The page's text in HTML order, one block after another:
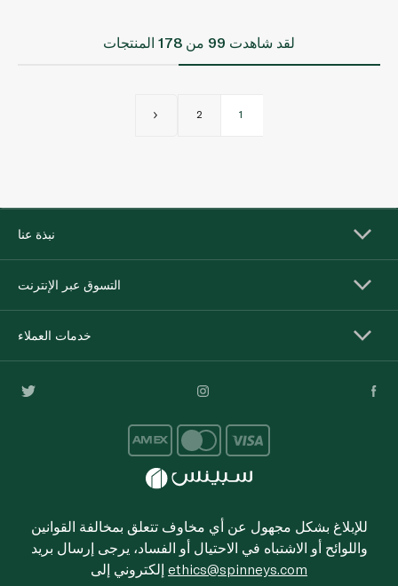
لقد شاهدت 99 من 178 المنتجات
1
2
نبذة عنا
التسوق عبر الإنترنت
خدمات العملاء
للإبلاغ بشكل مجهول عن أي مخاوف تتعلق بمخالفة القوانين
واللوائح أو الاشتباه في الاحتيال أو الفساد، يرجى إرسال بريد
ethics@spinneys.com